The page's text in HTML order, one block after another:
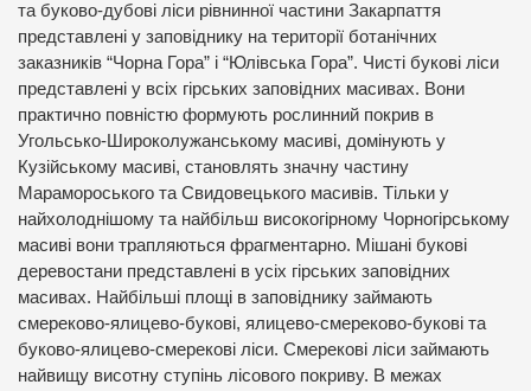
та буково-дубові ліси рівнинної частини Закарпаття
представлені у заповіднику на території ботанічних
заказників “Чорна Гора” і “Юлівська Гора”. Чисті букові ліси
представлені у всіх гірських заповідних масивах. Вони
практично повністю формують рослинний покрив в
Угольсько-Широколужанському масиві, домінують у
Кузійському масиві, становлять значну частину
Марамороського та Свидовецького масивів. Тільки у
найхолоднішому та найбільш високогірному Чорногірському
масиві вони трапляються фрагментарно. Мішані букові
деревостани представлені в усіх гірських заповідних
масивах. Найбільші площі в заповіднику займають
смереково-ялицево-букові, ялицево-смереково-букові та
буково-ялицево-смерекові ліси. Смерекові ліси займають
найвищу висотну ступінь лісового покриву. В межах